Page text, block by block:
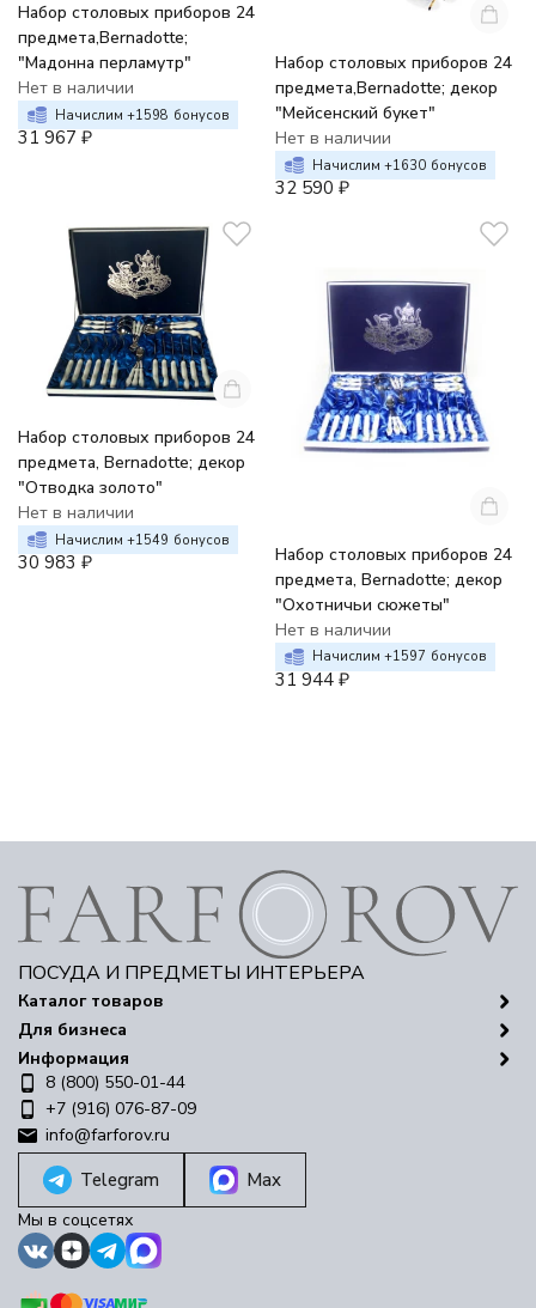
Набор столовых приборов 24
предмета,Bernadotte;
"Мадонна перламутр"
Нет в наличии
Начислим +1598 бонусов
31 967 ₽
Набор столовых приборов 24
предмета,Bernadotte; декор
"Мейсенский букет"
Нет в наличии
Начислим +1630 бонусов
32 590 ₽
Набор столовых приборов 24
предмета, Bernadotte; декор
"Отводка золото"
Нет в наличии
Начислим +1549 бонусов
30 983 ₽
Набор столовых приборов 24
предмета, Bernadotte; декор
"Охотничьи сюжеты"
Нет в наличии
Начислим +1597 бонусов
31 944 ₽
ПОСУДА И ПРЕДМЕТЫ ИНТЕРЬЕРА
Каталог товаров
Для бизнеса
Информация
8 (800) 550-01-44
+7 (916) 076-87-09
info@farforov.ru
Telegram Max
Мы в соцсетях